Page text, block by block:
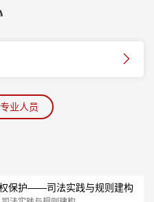
业人员
保护——司法实践与规则建构